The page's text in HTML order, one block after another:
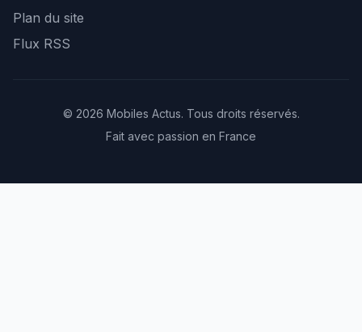
Plan du site
Flux RSS
© 2026 Mobiles Actus. Tous droits réservés.
Fait avec passion en France